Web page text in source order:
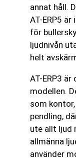
annat håll.
AT-ERP5
för
ljudnivån
helt
AT-ERP3
modellen.
som
pendling,
ute allt ljud
allmänna
använder